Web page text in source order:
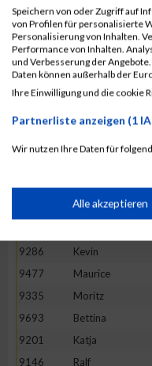
9354
Simone
9814
Peter
9402
Simon
9582
Philip
9150
Sandra
9569
Anke
9517
Marcel
Anika
9286
Kevin
9477
Maurice
9335
Moritz
9693
Bettina
9201
Katja
9146
Ralf
Speichern von oder Zugriff auf
von Profilen für personalisierte
Personalisierung von Inhalten.
Performance von Inhalten.
und Verbesserung der
Daten können außerhalb der
Ihre Einwilligung und die cookie
Partnerliste anzeigen (1
Wir nutzen Ihre Daten für
Speichern von oder
Verwendung
Erstellung von Profilen
Verwendung von
Alle akzeptieren